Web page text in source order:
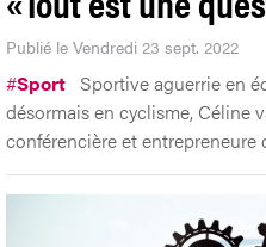
Publié le Vendredi 23 sept. 2022
#Sport Sportive aguerrie en
désormais en cyclisme, Céline
conférencière et entrepreneure